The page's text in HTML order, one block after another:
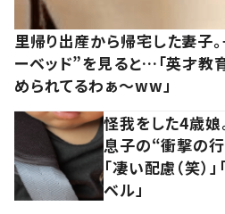
里帰り出産から帰宅した妻子
ーベッド”を見ると…「英才教
められてるわぁ～ww」
怪我をした4歳娘
息子の“衝撃の
「凄い配慮（笑）
ベル」